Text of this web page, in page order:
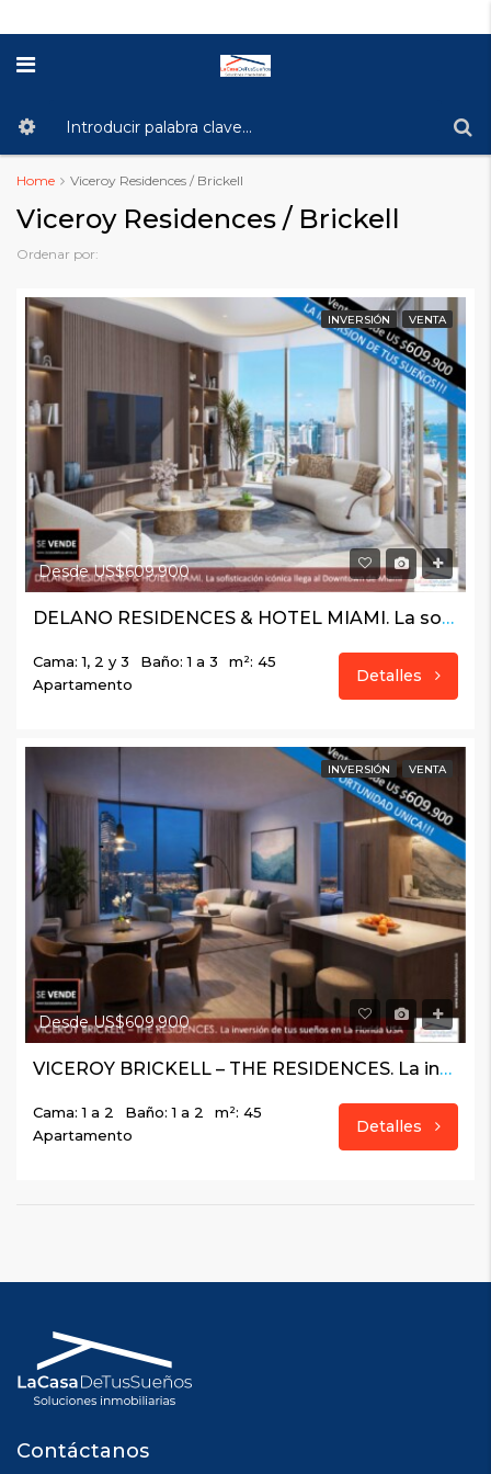
Home Viceroy Residences / Brickell
Viceroy Residences / Brickell
Ordenar por:
INVERSIÓN VENTA
Desde US$609.900
DELANO RESIDENCES & HOTEL MIAMI. La sofisticación icónica llega al Downtown de Miami
Cama: 1, 2 y 3 Baño: 1 a 3
m²: 45
Apartamento
Detalles
INVERSIÓN VENTA
Desde US$609.900
VICEROY BRICKELL – THE RESIDENCES. La inversión de tus sueños en La Florida USA
Cama: 1 a 2 Baño: 1 a 2
m²: 45
Apartamento
Detalles
Contáctanos